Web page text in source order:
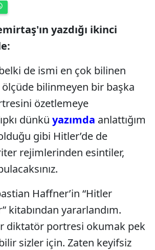
yazdığı ikinci
de ismi en çok bilinen
bilinmeyen bir başka
özetlemeye
dünkü yazımda anlattığım
gibi Hitler’de de
rejimlerinden esintiler,
Haffner’in “Hitler
kitabından yararlandım.
diktatör portresi okumak pek
sizler için. Zaten keyifsiz